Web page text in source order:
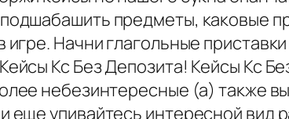
предметы, каковые
игре. Начни глагольные
Кс Без Депозита! Кейсы Кс
небезинтересные (а) также
еще упивайтесь интересной вид